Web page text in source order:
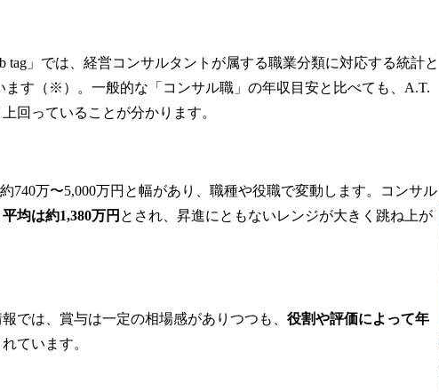
や勤続年数で決まりますか？
tag」では、経営コンサルタントが属する職業分類に対応する統計と
ます（※）。一般的な「コンサル職」の年収目安と比べても、A.T.
回っていることが分かります。
740万〜5,000万円と幅があり、職種や役職で変動します。コンサル
平均は約1,380万円 とされ、昇進にともないレンジが大きく跳ね上が
では、賞与は一定の相場感がありつつも、 役割や評価によって年
ています。